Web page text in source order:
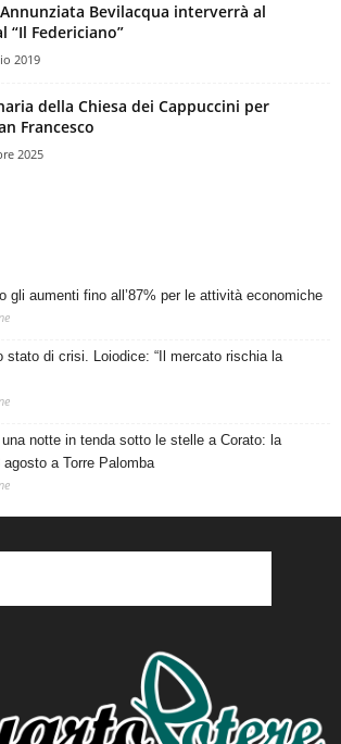
Bevilacqua interverrà al
“Il Federiciano”
2019
della Chiesa dei Cappuccini per
Francesco
2025
gli aumenti fino all’87% per le attività economiche
stato di crisi. Loiodice: “Il mercato rischia la
notte in tenda sotto le stelle a Corato: la
a Torre Palomba